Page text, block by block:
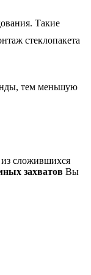
Такие
тем меньшую
из сложившихся
захватов Вы